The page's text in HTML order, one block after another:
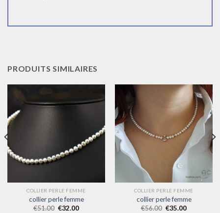
PRODUITS SIMILAIRES
COLLIER PERLE FEMME
collier perle femme
€51.00 €32.00
COLLIER PERLE FEMME
collier perle femme
€56.00 €35.00